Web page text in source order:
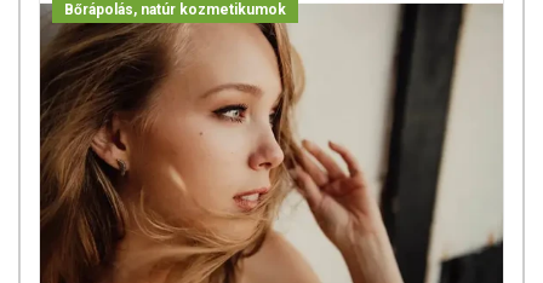
Bőrápolás, natúr kozmetikumok